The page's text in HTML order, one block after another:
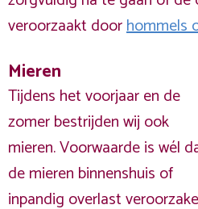
veroorzaakt doorhommels
Mieren
Tijdens het voorjaar en de
zomer bestrijden wij ook
mieren. Voorwaarde is wél
de mieren binnenshuis of
inpandig overlast